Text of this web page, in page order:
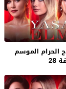
الحرام الموسم